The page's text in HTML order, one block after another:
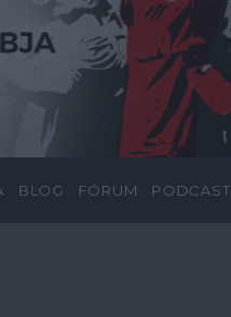
BLOG FÓRUM PODCAST